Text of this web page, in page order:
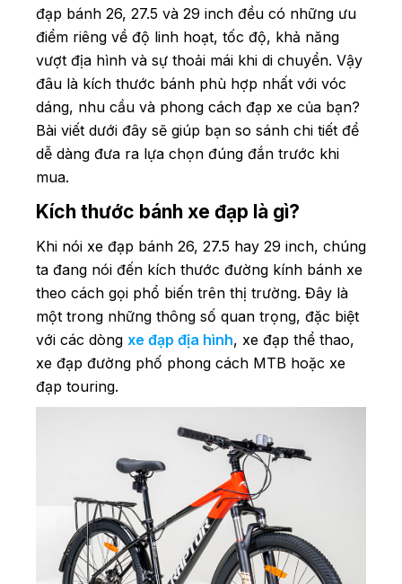
đạp bánh 26, 27.5 và 29 inch đều có những ưu
điểm riêng về độ linh hoạt, tốc độ, khả năng
vượt địa hình và sự thoải mái khi di chuyển. Vậy
đâu là kích thước bánh phù hợp nhất với vóc
dáng, nhu cầu và phong cách đạp xe của bạn?
Bài viết dưới đây sẽ giúp bạn so sánh chi tiết để
dễ dàng đưa ra lựa chọn đúng đắn trước khi
mua.
Kích thước bánh xe đạp là gì?
Khi nói xe đạp bánh 26, 27.5 hay 29 inch, chúng
ta đang nói đến kích thước đường kính bánh xe
theo cách gọi phổ biến trên thị trường. Đây là
một trong những thông số quan trọng, đặc biệt
với các dòng xe đạp địa hình, xe đạp thể thao,
xe đạp đường phố phong cách MTB hoặc xe
đạp touring.